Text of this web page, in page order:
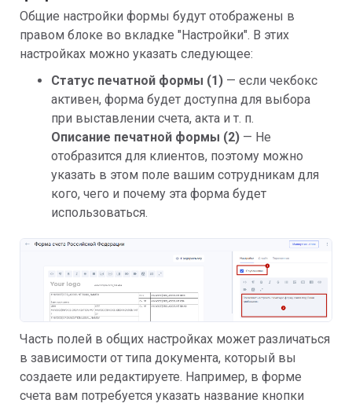
Общие настройки формы будут отображены в
правом блоке во вкладке "Настройки". В этих
настройках можно указать следующее:
Статус печатной формы (1) — если чекбокс
активен, форма будет доступна для выбора
при выставлении счета, акта и т. п.
Описание печатной формы (2) — Не
отобразится для клиентов, поэтому можно
указать в этом поле вашим сотрудникам для
кого, чего и почему эта форма будет
использоваться.
Часть полей в общих настройках может различаться
в зависимости от типа документа, который вы
создаете или редактируете. Например, в форме
счета вам потребуется указать название кнопки